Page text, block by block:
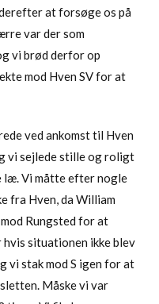
at forsøge os på
var der som
vi brød derfor op
mod Hven SV for at
ved ankomst til Hven
vi sejlede stille og roligt
læ. Vi måtte efter nogle
fra Hven, da William
Rungsted for at
situationen ikke blev
vi stak mod S igen for at
Måske vi var